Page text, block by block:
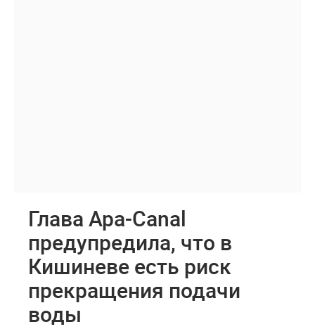
Глава Apa-Canal
предупредила, что в
Кишиневе есть риск
прекращения подачи
воды